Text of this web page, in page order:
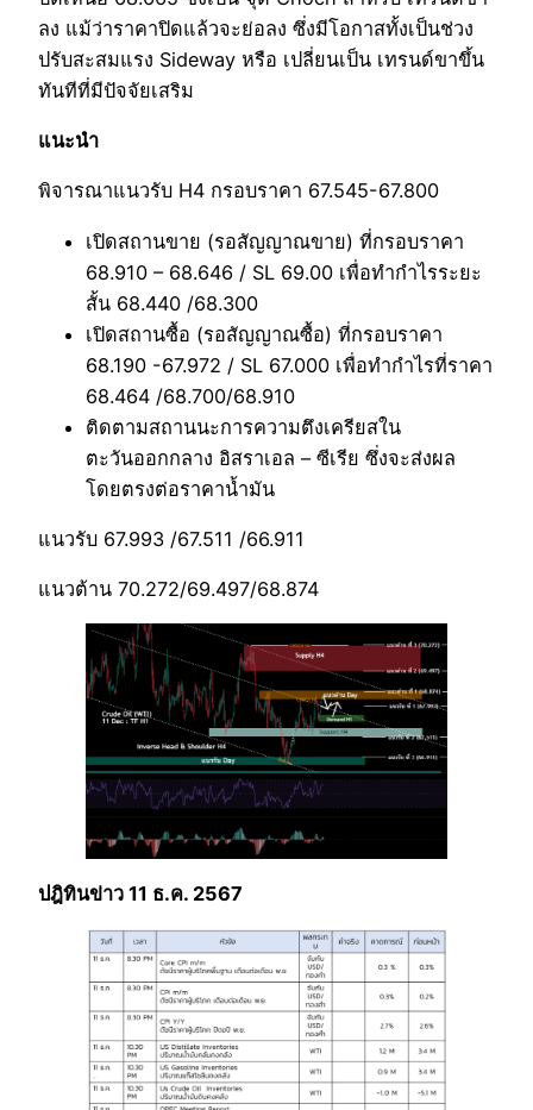
ลง แม้ว่าราคาปิดแล้วจะย่อลง ซึ่งมีโอกาสทั้งเป็นช่วง
ปรับสะสมแรง Sideway หรือ เปลี่ยนเป็น เทรนด์ขาขึ้น
ทันทีที่มีปัจจัยเสริม
แนะนำ
พิจารณาแนวรับ H4 กรอบราคา 67.545-67.800
เปิดสถานขาย (รอสัญญาณขาย) ที่กรอบราคา
68.910 – 68.646 / SL 69.00 เพื่อทำกำไรระยะ
สั้น 68.440 /68.300
เปิดสถานซื้อ (รอสัญญาณซื้อ) ที่กรอบราคา
68.190 -67.972 / SL 67.000 เพื่อทำกำไรที่ราคา
68.464 /68.700/68.910
ติดตามสถานนะการความตึงเครียสใน
ตะวันออกกลาง อิสราเอล – ซีเรีย ซึ่งจะส่งผล
โดยตรงต่อราคาน้ำมัน
แนวรับ 67.993 /67.511 /66.911
แนวต้าน 70.272/69.497/68.874
ปฎิทินข่าว 11 ธ.ค. 2567